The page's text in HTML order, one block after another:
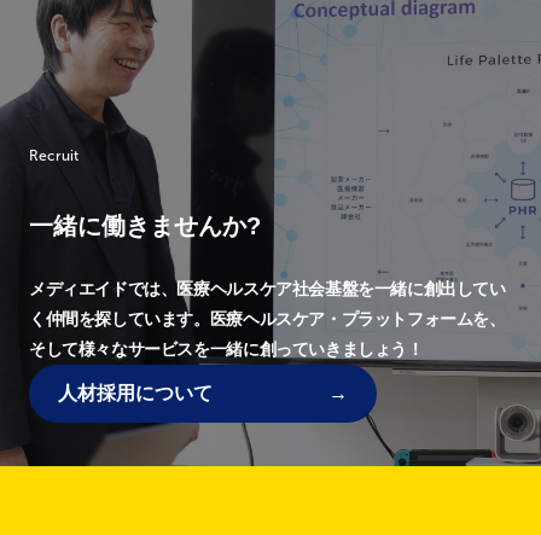
Recruit
一緒に働きませんか?
メディエイドでは、医療ヘルスケア社会基盤を一緒に創出してい
く仲間を探しています。
医療ヘルスケア・プラットフォームを、
そして様々なサービスを一緒に創っていきましょう！
人材採用について